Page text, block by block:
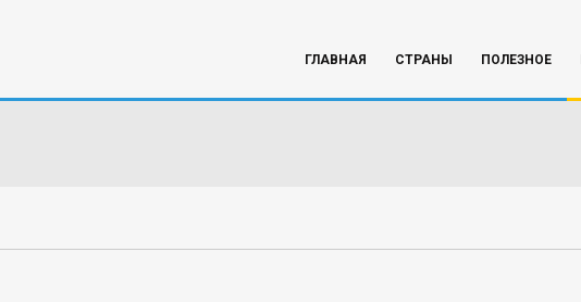
ГЛАВНАЯ СТРАНЫ ПОЛЕЗНОЕ